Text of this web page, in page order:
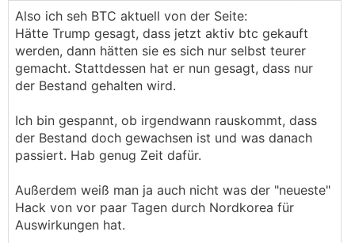
Also ich seh BTC aktuell von der Seite:
Hätte Trump gesagt, dass jetzt aktiv btc gekauft
werden, dann hätten sie es sich nur selbst teurer
gemacht. Stattdessen hat er nun gesagt, dass nur
der Bestand gehalten wird.
Ich bin gespannt, ob irgendwann rauskommt, dass
der Bestand doch gewachsen ist und was danach
passiert. Hab genug Zeit dafür.
Außerdem weiß man ja auch nicht was der "neueste"
Hack von vor paar Tagen durch Nordkorea für
Auswirkungen hat.